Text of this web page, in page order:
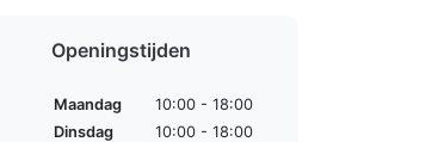
Openingstijden
Maandag
10:00 - 18:00
Dinsdag
10:00 - 18:00